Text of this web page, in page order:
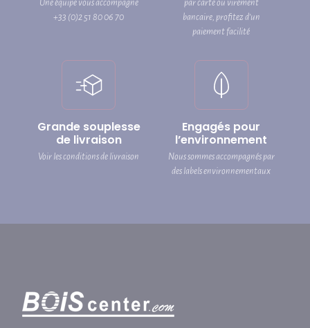
Une équipe vous accompagne
+33 (0)2 51 80 06 70
par carte ou virement
bancaire, profitez d’un
paiement facilité
Grande souplesse
de livraison
Voir les conditions de livraison
Engagés pour
l’environnement
Nous sommes accompagnés par
des labels environnementaux